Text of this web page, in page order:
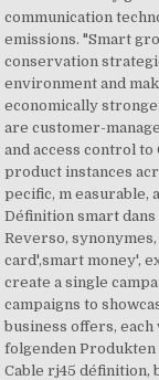
communication
emissions. "Smart
conservation
environment and
economically
are customer-
and access control
product instances
pecific, m easurable,
Définition smart
Reverso,
card',smart money',
create a single
campaigns to
business offers,
folgenden Produkten
Cable rj45 définition,